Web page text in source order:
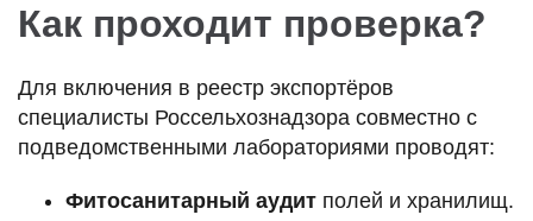
Как проходит проверка?
Для включения в реестр экспортёров
специалисты Россельхознадзора совместно с
подведомственными лабораториями проводят:
Фитосанитарный аудит полей и хранилищ.